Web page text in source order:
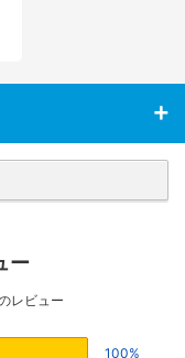
ー
5レビュー
100%